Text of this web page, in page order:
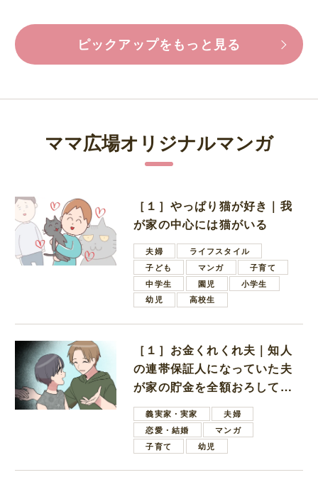
ピックアップをもっと見る
ママ広場オリジナルマンガ
［１］やっぱり猫が好き｜我
が家の中心には猫がいる
夫婦
ライフスタイル
子ども
マンガ
子育て
中学生
園児
小学生
幼児
高校生
［１］お金くれくれ夫｜知人
の連帯保証人になっていた夫
が家の貯金を全額おろしてほ
しいと言ってきた
義実家・実家
夫婦
恋愛・結婚
マンガ
子育て
幼児